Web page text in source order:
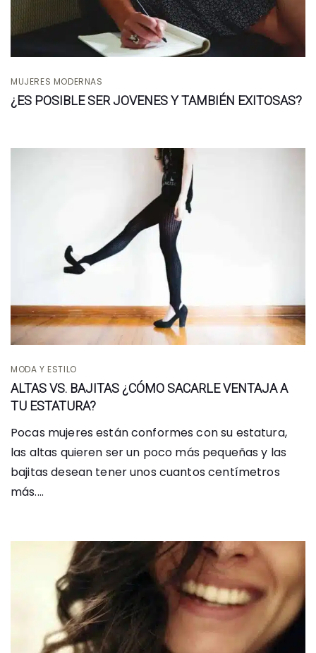
MUJERES MODERNAS
¿ES POSIBLE SER JOVENES Y TAMBIÉN EXITOSAS?
MODA Y ESTILO
ALTAS VS. BAJITAS ¿CÓMO SACARLE VENTAJA A
TU ESTATURA?
Pocas mujeres están conformes con su estatura,
las altas quieren ser un poco más pequeñas y las
bajitas desean tener unos cuantos centímetros
más....